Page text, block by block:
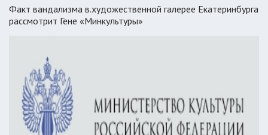
Факт вандализма в.художественной галерее Екатеринбурга
рассмотрит Гене «Минкультуры»